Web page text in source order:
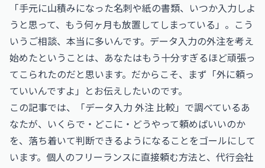
「手元に山積みになった名刺や紙の書類、いつか入力しよ
うと思って、もう何ヶ月も放置してしまっている」。こう
いうご相談、本当に多いんです。データ入力の外注を考え
始めたということは、あなたはもう十分すぎるほど頑張っ
てこられたのだと思います。だからこそ、まず「外に頼っ
ていいんですよ」とお伝えしたいのです。
この記事では、「データ入力 外注 比較」で調べているあ
なたが、いくらで・どこに・どうやって頼めばいいのか
を、落ち着いて判断できるようになることをゴールにして
います。個人のフリーランスに直接頼む方法と、代行会社